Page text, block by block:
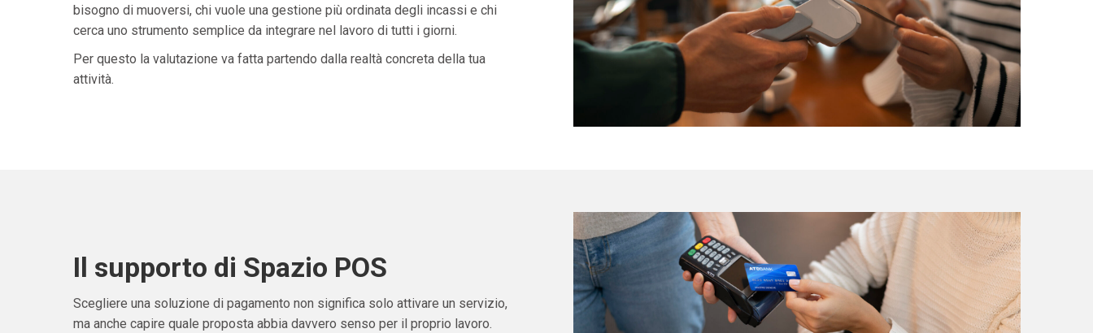
bisogno di muoversi, chi vuole una gestione più ordinata degli incassi e chi
cerca uno strumento semplice da integrare nel lavoro di tutti i giorni.
Per questo la valutazione va fatta partendo dalla realtà concreta della tua
attività.
Il supporto di Spazio POS
Scegliere una soluzione di pagamento non significa solo attivare un servizio,
ma anche capire quale proposta abbia davvero senso per il proprio lavoro.